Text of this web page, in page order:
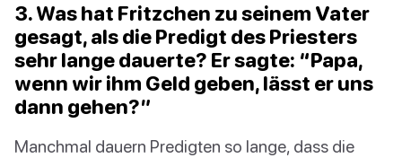
3. Was hat Fritzchen zu seinem Vater
gesagt, als die Predigt des Priesters
sehr lange dauerte? Er sagte: “Papa,
wenn wir ihm Geld geben, lässt er uns
dann gehen?”
Manchmal dauern Predigten so lange, dass die